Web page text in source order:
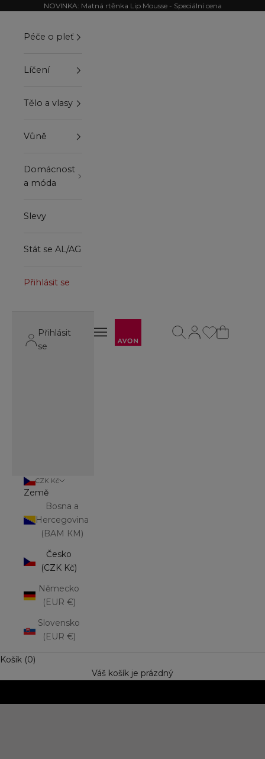
Přejít na obsahNOVINKA: Matná rtěnka Lip Mousse - Speciální cena
Otevřít navigační menu
Otevřít navigační menu
Otevřít stránku
Otevřít vyhledávání
Péče o pleť
Líčení
Tělo a vlasy
Vůně
Domácnost
a móda
Slevy
Stát se AL/AG
Přihlásit se
Přihlásit
se
CZK Kč
Země
Bosna a
Hercegovina
(BAM КМ)
Česko
(CZK Kč)
Německo
(EUR €)
Slovensko
(EUR €)
Košík (0)
Váš košík je prázdný